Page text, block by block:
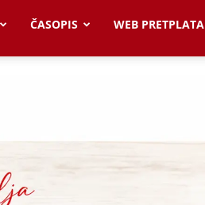
ČASOPIS WEB PRETPLATA